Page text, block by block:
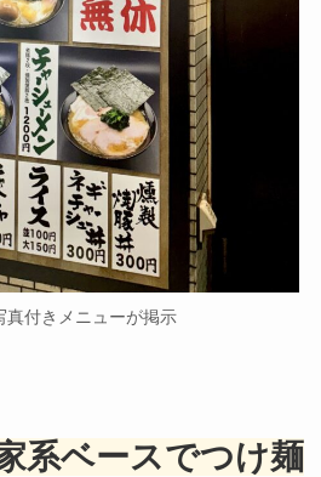
真付きメニューが掲示
系ベースでつけ麺